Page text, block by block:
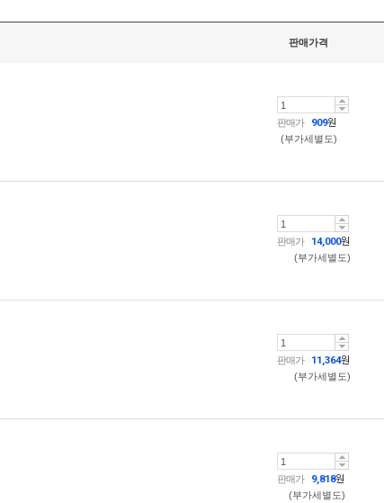
판매가격
판매가 909원
(부가세별도)
판매가 14,000원
(부가세별도)
판매가 11,364원
(부가세별도)
판매가 9,818원
(부가세별도)